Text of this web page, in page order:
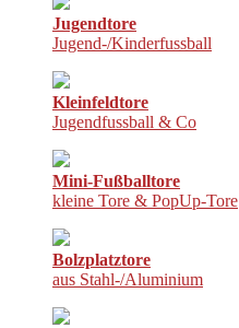
Jugendtore
Jugend-/Kinderfussball
Kleinfeldtore
Jugendfussball & Co
Mini-Fußballtore
kleine Tore & PopUp-Tore
Bolzplatztore
aus Stahl-/Aluminium